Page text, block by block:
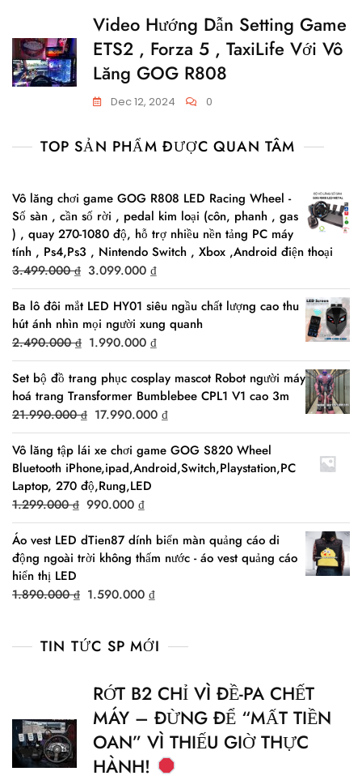
Video Hướng Dẫn Setting Game
ETS2 , Forza 5 , TaxiLife Với Vô
Lăng GOG R808
Dec 12, 2024 0
TOP SẢN PHẨM ĐƯỢC QUAN TÂM
Vô lăng chơi game GOG R808 LED Racing Wheel -
Số sàn , cần số rời , pedal kim loại (côn, phanh , gas
) , quay 270-1080 độ, hỗ trợ nhiều nền tảng PC máy
tính , Ps4,Ps3 , Nintendo Switch , Xbox ,Android điện thoại
3.499.000₫ Original
price
was:
3.499.000 ₫.
3.099.000 ₫
price
is:
3.099.000 ₫.
Ba lô đôi mắt LED HY01 siêu ngầu chất lượng cao thu
hút ánh nhìn mọi người xung quanh
2.490.000₫ Original
price
was:
2.490.000 ₫.
1.990.000 ₫
price
is:
1.990.000 ₫.
Set bộ đồ trang phục cosplay mascot Robot người máy
hoá trang Transformer Bumblebee CPL1 V1 cao 3m
21.990.000₫ Original
price
was:
21.990.000 ₫.
17.990.000 ₫
price
is:
17.990.000 ₫.
Vô lăng tập lái xe chơi game GOG S820 Wheel
Bluetooth iPhone,ipad,Android,Switch,Playstation,PC
Laptop, 270 độ,Rung,LED
1.299.000₫ Original
price
was:
1.299.000 ₫.
990.000 ₫
price
is:
990.000 ₫.
Áo vest LED dTien87 dính biển màn quảng cáo di
động ngoài trời không thấm nước - áo vest quảng cáo
hiển thị LED
1.890.000₫ Original
1.890.000 ₫.
1.590.000 ₫
1.590.000 ₫.
TIN TỨC SP MỚI
RỚT B2 CHỈ VÌ ĐỀ-PA CHẾT
MÁY – ĐỪNG ĐỂ “MẤT TIỀN
OAN” VÌ THIẾU GIỜ THỰC
HÀNH!